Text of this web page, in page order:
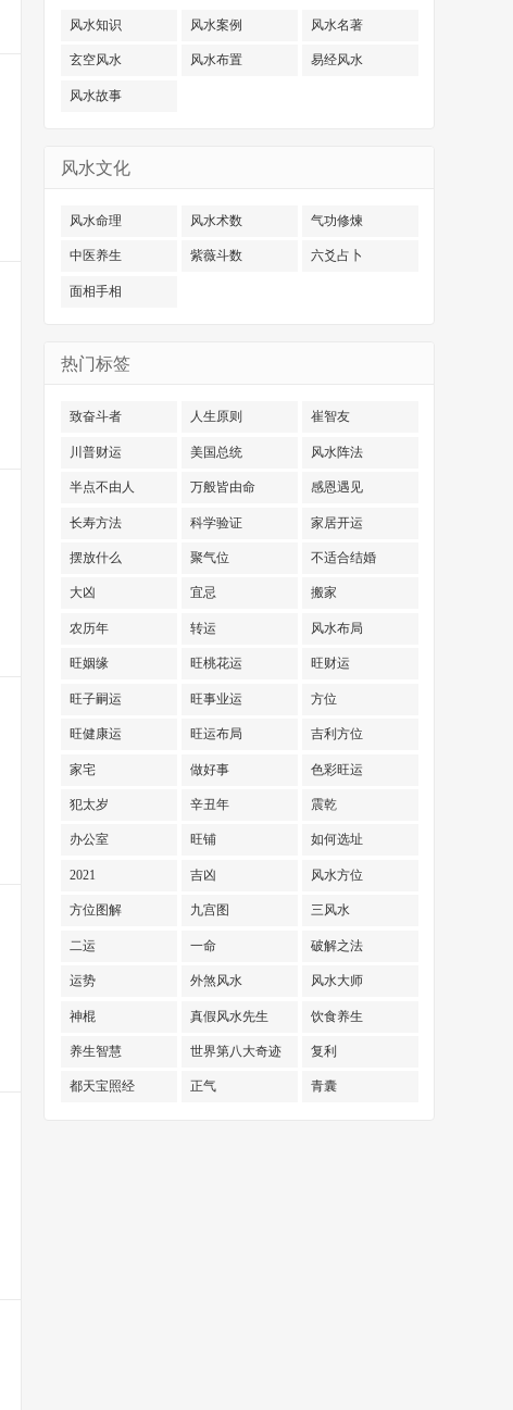
风水知识 风水案例 风水名著
玄空风水 风水布置 易经风水
风水故事
风水文化
风水命理 风水术数 气功修煉
中医养生 紫薇斗数 六爻占卜
面相手相
热门标签
致奋斗者 人生原则 崔智友
川普财运 美国总统 风水阵法
半点不由人 万般皆由命 感恩遇见
长寿方法 科学验证 家居开运
摆放什么 聚气位 不适合结婚
大凶 宜忌 搬家
农历年 转运 风水布局
旺姻缘 旺桃花运 旺财运
旺子嗣运 旺事业运 方位
旺健康运 旺运布局 吉利方位
家宅 做好事 色彩旺运
犯太岁 辛丑年 震乾
办公室 旺铺 如何选址
2021 吉凶 风水方位
方位图解 九宫图 三风水
二运 一命 破解之法
运势 外煞风水 风水大师
神棍 真假风水先生 饮食养生
养生智慧 世界第八大奇迹 复利
都天宝照经 正气 青囊